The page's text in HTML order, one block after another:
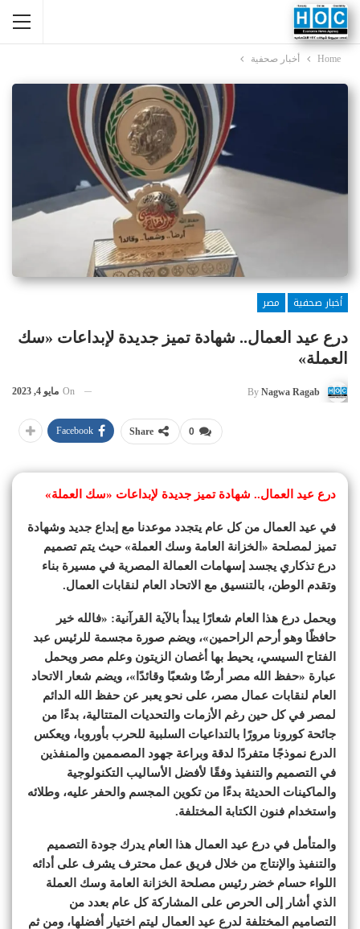
Home أخبار صحفية
أخبار صحفية
مصر
درع عيد العمال.. شهادة تميز جديدة لإبداعات «سك
العملة»
By Nagwa Ragab
On مايو 4, 2023
0
Share
Facebook
درع عيد العمال.. شهادة تميز جديدة لإبداعات «سك العملة»
في عيد العمال من كل عام يتجدد موعدنا مع إبداع جديد وشهادة
تميز لمصلحة «الخزانة العامة وسك العملة» حيث يتم تصميم
درع تذكاري يجسد إسهامات العمالة المصرية في مسيرة بناء
وتقدم الوطن، بالتنسيق مع الاتحاد العام لنقابات العمال.
ويحمل درع هذا العام شعارًا يبدأ بالآية القرآنية: «فالله خير
حافظًا وهو أرحم الراحمين»، ويضم صورة مجسمة للرئيس عبد
الفتاح السيسي، يحيط بها أغصان الزيتون وعلم مصر ويحمل
عبارة «حفظ الله مصر أرضًا وشعبًا وقائدًا»، ويضم شعار الاتحاد
العام لنقابات عمال مصر، على نحو يعبر عن حفظ الله الدائم
لمصر في كل حين رغم الأزمات والتحديات المتتالية، بدءًا من
جائحة كورونا مرورًا بالتداعيات السلبية للحرب بأوروبا، ويعكس
الدرع نموذجًا متفردًا لدقة وبراعة جهود المصممين والمنفذين
في التصميم والتنفيذ وفقًا لأفضل الأساليب التكنولوجية
والماكينات الحديثة بدءًا من تكوين المجسم والحفر عليه، وطلائه
واستخدام فنون الكتابة المختلفة.
والمتأمل في درع عيد العمال هذا العام يدرك جودة التصميم
والتنفيذ والإنتاج من خلال فريق عمل محترف يشرف على أدائه
اللواء حسام خضر رئيس مصلحة الخزانة العامة وسك العملة
الذي أشار إلى الحرص على المشاركة كل عام بعدد من
التصاميم المختلفة لدرع عيد العمال ليتم اختيار أفضلها، ومن ثم